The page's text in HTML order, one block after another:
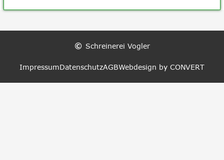
Schreinerei Vogler
ImpressumDatenschutzAGBWebdesign by CONVERT